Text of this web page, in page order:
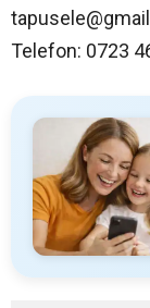
Telefon: 0723